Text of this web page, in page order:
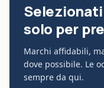
solo per
Marchi affidabili,
dove possibile. Le
sempre da qui.